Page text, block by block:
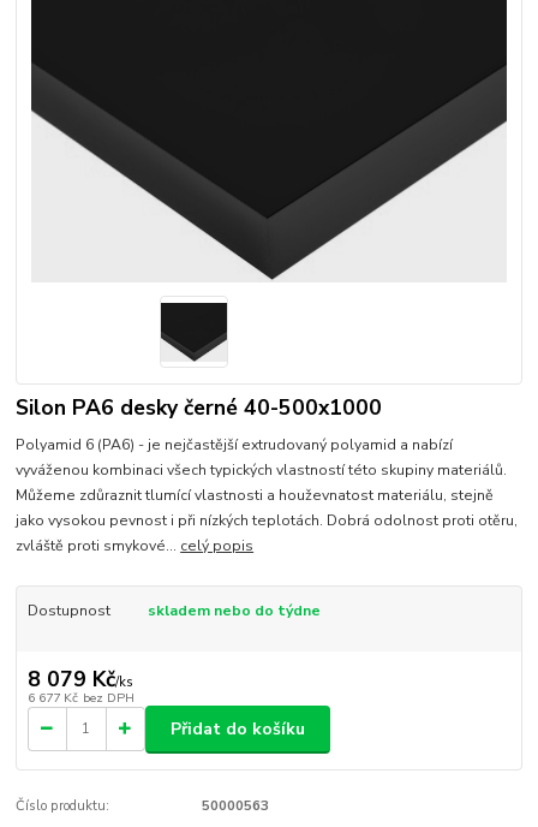
Silon PA6 desky černé 40-500x1000
Polyamid 6 (PA6) - je nejčastější extrudovaný polyamid a nabízí
vyváženou kombinaci všech typických vlastností této skupiny materiálů.
Můžeme zdůraznit tlumící vlastnosti a houževnatost materiálu, stejně
jako vysokou pevnost i při nízkých teplotách. Dobrá odolnost proti otěru,
zvláště proti smykové... celý popis
Dostupnost skladem nebo do týdne
8 079 Kč/ks
6 677 Kč bez DPH
Přidat do košíku
Číslo produktu: 50000563